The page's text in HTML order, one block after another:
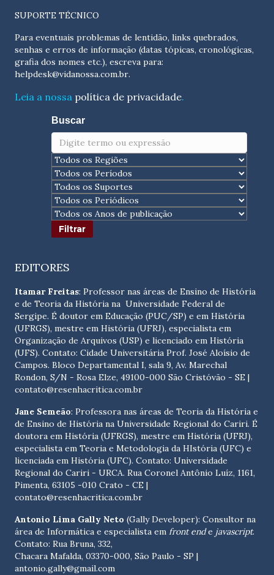
SUPORTE TÉCNICO
Para eventuais problemas de lentidão, links quebrados,
senhas e erros de informação (datas tópicas, cronológicas,
helpdesk@vidanossa.com.br.
Leia a nossa política de privacidade.
Buscar
EDITORES
Itamar Freitas: Professor nas áreas de Ensino de História
e de Teoria da História na Universidade Federal de
Sergipe. É doutor em Educação (PUC/SP) e em História
(UFRGS), mestre em História (UFRJ), especialista em
Organização de Arquivos (USP) e licenciado em História
(UFS). Contato: Cidade Universitária Prof. José Aloísio de
Campos. Bloco Departamental I, sala 9, Av. Marechal
Rondon, S/N - Rosa Elze, 49100-000 São Cristóvão - SE |
contato@resenhacritica.com.br
Jane Semeão: Professora nas áreas de Teoria da História e
de Ensino de História na Universidade Regional do Cariri. É
doutora em História (UFRGS), mestre em História (UFRJ),
especialista em Teoria e Metodologia da HIstória (UFC) e
licenciada em História (UFC). Contato: Universidade
Regional do Cariri - URCA. Rua Coronel Antônio Luíz, 1161,
Pimenta, 63105 -010 Crato - CE |
contato@resenhacritica.com.br
Antonio Lima Gally Neto (Gally Developer): Consultor na
área de Informática e especialista em front ende javascript.
Contato: Rua Bruna, 332,
Chacara Mafalda, 03370-000, São Paulo - SP |
antonio.gally@gmail.com